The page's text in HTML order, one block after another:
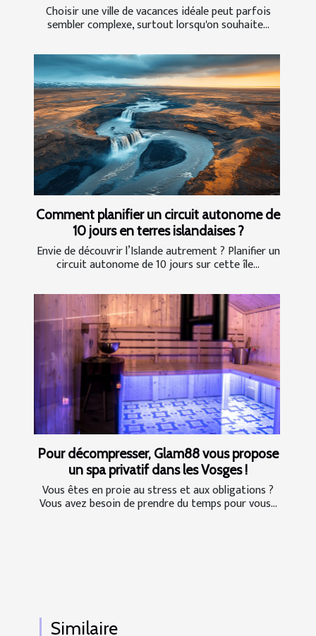
Choisir une ville de vacances idéale peut parfois
sembler complexe, surtout lorsqu'on souhaite...
Comment planifier un circuit autonome de
10 jours en terres islandaises ?
Envie de découvrir l’Islande autrement ? Planifier un
circuit autonome de 10 jours sur cette île...
Pour décompresser, Glam88 vous propose
un spa privatif dans les Vosges !
Vous êtes en proie au stress et aux obligations ?
Vous avez besoin de prendre du temps pour vous...
Similaire